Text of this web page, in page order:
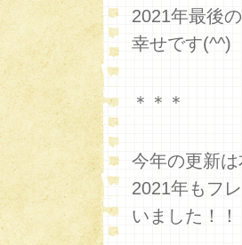
2021年最後
幸せです(^^)
＊＊＊
今年の更新
2021年もフ
いました！！